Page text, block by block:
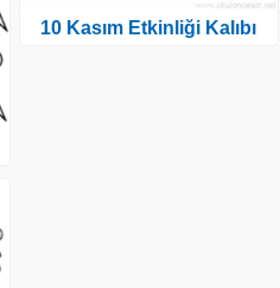
10 Kasım Etkinliği Kalıbı